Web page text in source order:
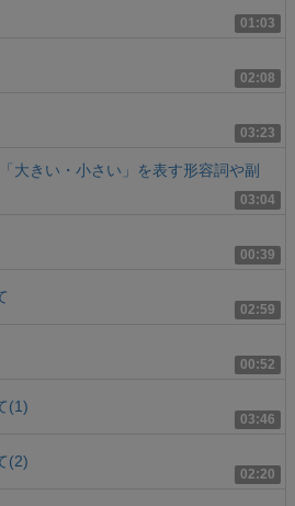
01:03
02:08
03:23
03:04
大きい・小さい」を表す形容詞や副
00:39
02:59
00:52
03:46
(1)
02:20
(2)